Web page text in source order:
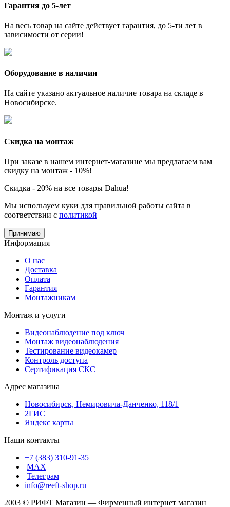
Гарантия до 5-лет
На весь товар на сайте действует гарантия, до 5-ти лет в
зависимости от серии!
Оборудование в наличии
На сайте указано актуальное наличие товара на складе в
Новосибирске.
Скидка на монтаж
При заказе в нашем интернет-магазине мы предлагаем вам
скидку на монтаж - 10%!
Скидка - 20% на все товары Dahua!
Мы используем куки для правильной работы сайта в
соответствии с политикой
Принимаю
Информация
О нас
Доставка
Оплата
Гарантия
Монтажникам
Монтаж и услуги
Видеонаблюдение под ключ
Монтаж видеонаблюдения
Тестирование видеокамер
Контроль доступа
Сертификация СКС
Адрес магазина
Новосибирск, Немировича-Данченко, 118/1
2ГИС
Яндекс карты
Наши контакты
+7 (383) 310-91-35
МАХ
Телеграм
info@reeft-shop.ru
2003 © РИФТ Магазин — Фирменный интернет магазин